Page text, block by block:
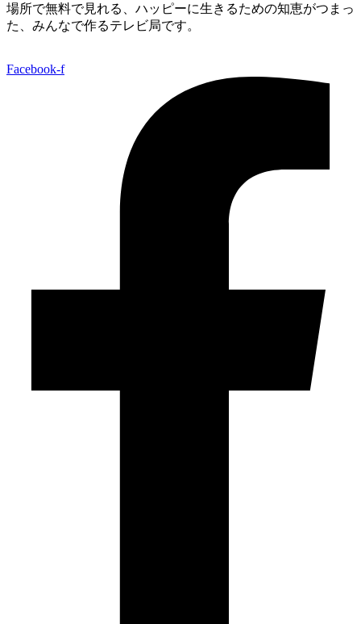
場所で無料で見れる、 ハッピーに生きるための知恵がつまっ
た、みんなで作るテレビ局です。
Facebook-f